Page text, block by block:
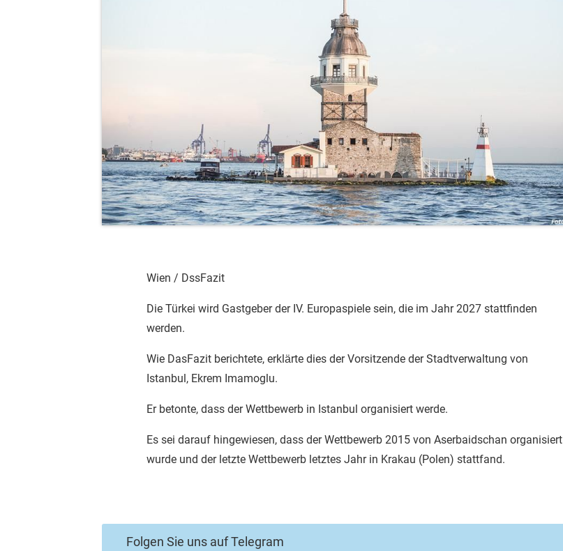
Wien / DssFazit
Die Türkei wird Gastgeber der IV. Europaspiele sein, die im Jahr 2027 stattfinden
werden.
Wie DasFazit berichtete, erklärte dies der Vorsitzende der Stadtverwaltung von
Istanbul, Ekrem Imamoglu.
Er betonte, dass der Wettbewerb in Istanbul organisiert werde.
Es sei darauf hingewiesen, dass der Wettbewerb 2015 von Aserbaidschan organisiert
wurde und der letzte Wettbewerb letztes Jahr in Krakau (Polen) stattfand.
Folgen Sie uns auf Telegram